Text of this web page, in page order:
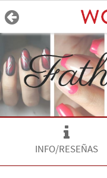
INFO/RESEÑAS